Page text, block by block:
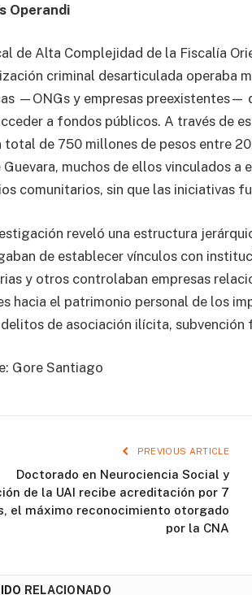
Operandi
de Alta Complejidad de la Fiscalía
criminal desarticulada operaba
—ONGs y empresas preexistentes—
a fondos públicos. A través de
total de 750 millones de pesos entre
Guevara, muchos de ellos vinculados
comunitarios, sin que las iniciativas
reveló una estructura
de establecer vínculos con
y otros controlaban empresas
hacia el patrimonio personal de los
de asociación ilícita,
Gore Santiago
PREVIOUS ARTICLE
Doctorado en Neurociencia Social y
de la UAI recibe acreditación por 7
el máximo reconocimiento otorgado
por la CNA
RELACIONADO